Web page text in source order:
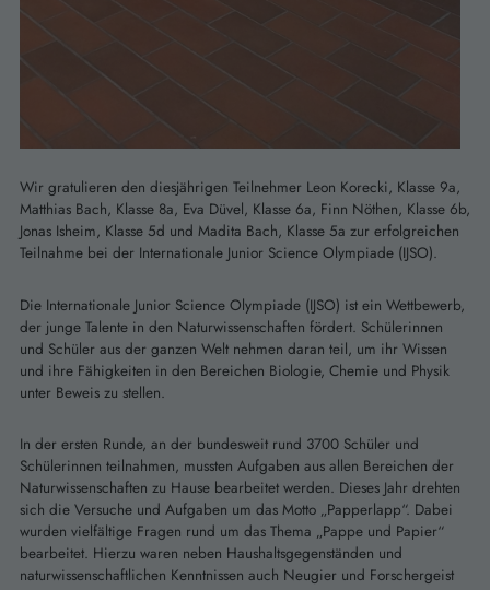
Wir gratulieren den diesjährigen Teilnehmer Leon Korecki, Klasse 9a,
Matthias Bach, Klasse 8a, Eva Düvel, Klasse 6a, Finn Nöthen, Klasse 6b,
Jonas Isheim, Klasse 5d und Madita Bach, Klasse 5a zur erfolgreichen
Teilnahme bei der Internationale Junior Science Olympiade (IJSO).
Die Internationale Junior Science Olympiade (IJSO) ist ein Wettbewerb,
der junge Talente in den Naturwissenschaften fördert. Schülerinnen
und Schüler aus der ganzen Welt nehmen daran teil, um ihr Wissen
und ihre Fähigkeiten in den Bereichen Biologie, Chemie und Physik
unter Beweis zu stellen.
In der ersten Runde, an der bundesweit rund 3700 Schüler und
Schülerinnen teilnahmen, mussten Aufgaben aus allen Bereichen der
Naturwissenschaften zu Hause bearbeitet werden. Dieses Jahr drehten
sich die Versuche und Aufgaben um das Motto „Papperlapp“. Dabei
wurden vielfältige Fragen rund um das Thema „Pappe und Papier“
bearbeitet. Hierzu waren neben Haushaltsgegenständen und
naturwissenschaftlichen Kenntnissen auch Neugier und Forschergeist